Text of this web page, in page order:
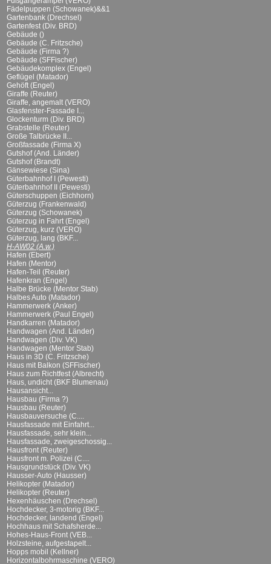
Fädelpuppen (Schowanek)&&1
Gartenbank (Drechsel)
Gartenfest (Div. BRD)
Gebäude ()
Gebäude (C. Fritzsche)
Gebäude (Firma ?)
Gebäude (SFFischer)
Gebäudekomplex (Engel)
Geflügel (Matador)
Gehöft (Engel)
Giraffe (Reuter)
Giraffe, angemalt (VERO)
Glasfenster-Fassade I...
Glockenturm (Div. BRD)
Grabstelle (Reuter)
Große Talbrücke II...
Großfassade (Firma X)
Gutshof (And. Länder)
Gutshof (Brandt)
Gänsewiese (Sina)
Güterbahnhof I (Pewesti)
Güterbahnhof II (Pewesti)
Güterschuppen (Eichhorn)
Güterzug (Frankenwald)
Güterzug (Schowanek)
Güterzug in Fahrt (Engel)
Güterzug, kurz (VERO)
Güterzug, lang (BKF...
H-AW02 (A.w.)
Hafen (Ebert)
Hafen (Mentor)
Hafen-Teil (Reuter)
Hafenkran (Engel)
Halbe Brücke (Mentor Stab)
Halbes Auto (Matador)
Hammerwerk (Anker)
Hammerwerk (Paul Engel)
Handkarren (Matador)
Handwagen (And. Länder)
Handwagen (Div. VK)
Handwagen (Mentor Stab)
Haus in 3D (C. Fritzsche)
Haus mit Balkon (SFFischer)
Haus zum Richtfest (Albrecht)
Haus, undicht (BKF Blumenau)
Hausansicht...
Hausbau (Firma ?)
Hausbau (Reuter)
Hausbauversuche (C....
Hausfassade mit Einfahrt...
Hausfassade, sehr klein...
Hausfassade, zweigeschossig...
Hausfront (Reuter)
Hausfront m. Polizei (C....
Hausgrundstück (Div. VK)
Hausser-Auto (Hausser)
Helikopter (Matador)
Helikopter (Reuter)
Hexenhäuschen (Drechsel)
Hochdecker, 3-motorig (BKF...
Hochdecker, landend (Engel)
Hochhaus mit Schafsherde...
Hohes-Haus-Front (VEB...
Holzsteine, aufgestapelt...
Hopps mobil (Kellner)
Horizontalbohrmaschine (VERO)